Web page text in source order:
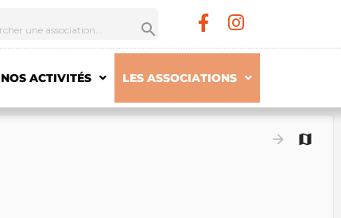
NOS ACTIVITÉS LES ASSOCIATIONS